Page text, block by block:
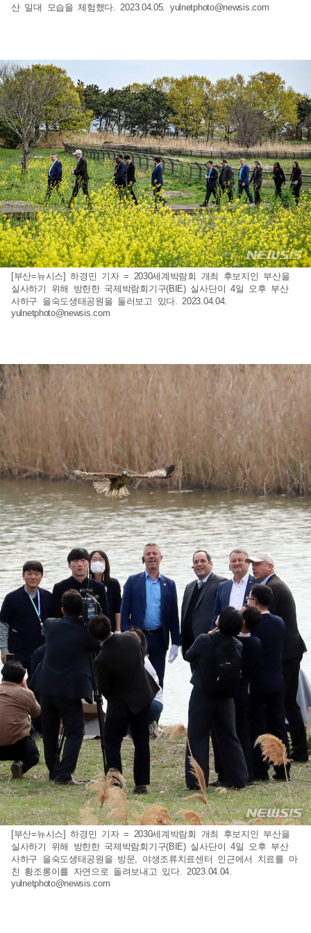
산 일대 모습을 체험했다. 2023.04.05. yulnetphoto@newsis.com
[부산=뉴시스] 하경민 기자 = 2030세계박람회 개최 후보지인 부산을
실사하기 위해 방한한 국제박람회기구(BIE) 실사단이 4일 오후 부산
사하구 을숙도생태공원을 둘러보고 있다. 2023.04.04.
yulnetphoto@newsis.com
[부산=뉴시스] 하경민 기자 = 2030세계박람회 개최 후보지인 부산을
실사하기 위해 방한한 국제박람회기구(BIE) 실사단이 4일 오후 부산
사하구 을숙도생태공원을 방문, 야생조류치료센터 인근에서 치료를 마
친 황조롱이를 자연으로 돌려보내고 있다. 2023.04.04.
yulnetphoto@newsis.com